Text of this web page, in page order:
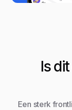
Is
Een sterk